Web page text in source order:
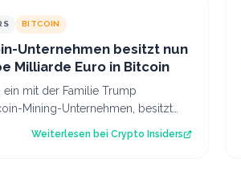
BITCOIN
Unternehmen besitzt nun
Milliarde Euro in Bitcoin
ein mit der Familie Trump
Mining-Unternehmen, besitzt
Weiterlesen bei Crypto Insiders